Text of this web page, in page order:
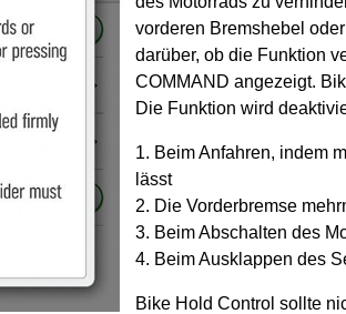
vorderen Bremshebel
darüber, ob die Funktion
COMMAND angezeigt.
Die Funktion wird
Beim Anfahren, indem
lässt
Die Vorderbremse
Beim Abschalten des
Beim Ausklappen des
Bike Hold Control sollte